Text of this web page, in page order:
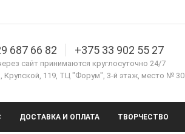
687 66 82 +375 33 902 55 27
сайт принимаются круглосуточно 24/7
Крупской, 119, ТЦ "Форум", 3-й этаж, место № 30
ДОСТАВКА И ОПЛАТА ТВОРЧЕСТВО